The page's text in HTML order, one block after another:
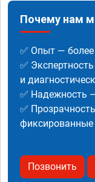
Почему нам
✅ Опыт — более
✅
и
✅ Надежность
✅
фиксированные
Позвонить